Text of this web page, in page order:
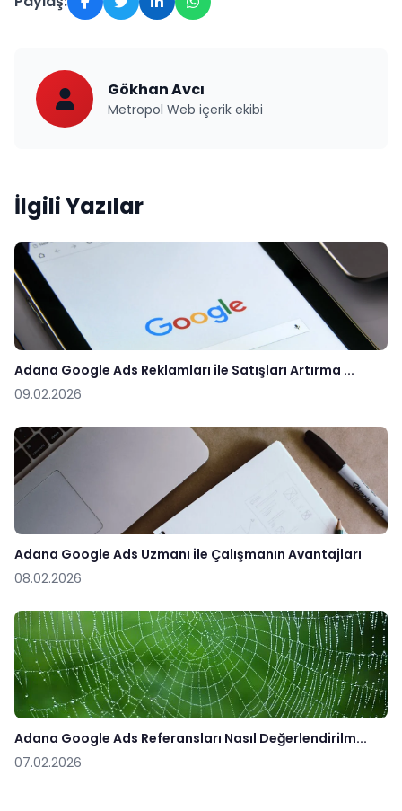
Gökhan Avcı
Metropol Web içerik ekibi
İlgili Yazılar
Adana Google Ads Reklamları ile Satışları Artırma ...
09.02.2026
Adana Google Ads Uzmanı ile Çalışmanın Avantajları
08.02.2026
Adana Google Ads Referansları Nasıl Değerlendirilm...
07.02.2026